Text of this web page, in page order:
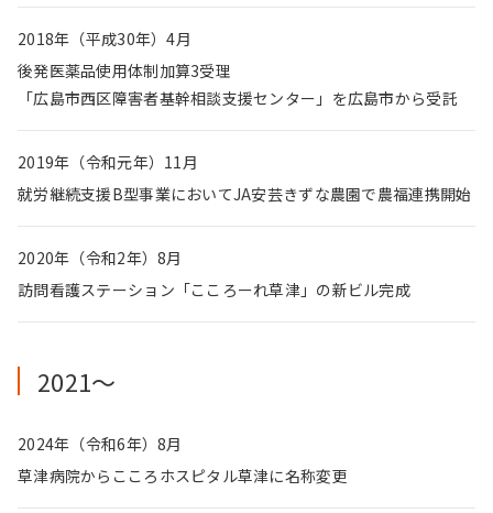
2018年（平成30年）4月
後発医薬品使用体制加算3受理
「広島市西区障害者基幹相談支援センター」を広島市から受託
2019年（令和元年）11月
就労継続支援B型事業においてJA安芸きずな農園で農福連携開始
2020年（令和2年）8月
訪問看護ステーション「こころーれ草津」の新ビル完成
2021〜
2024年（令和6年）8月
草津病院からこころホスピタル草津に名称変更